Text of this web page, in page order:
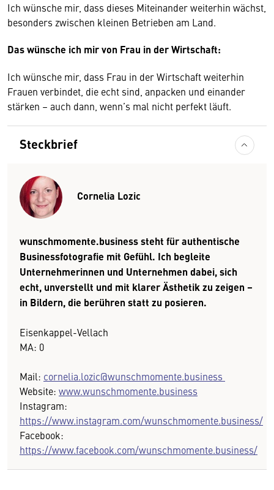
Ich wünsche mir, dass dieses Miteinander weiterhin wächst,
besonders zwischen kleinen Betrieben am Land.
Das wünsche ich mir von Frau in der Wirtschaft:
Ich wünsche mir, dass Frau in der Wirtschaft weiterhin
Frauen verbindet, die echt sind, anpacken und einander
stärken – auch dann, wenn’s mal nicht perfekt läuft.
Steckbrief
Cornelia Lozic
wunschmomente.business steht für authentische
Businessfotografie mit Gefühl. Ich begleite
Unternehmerinnen und Unternehmen dabei, sich
echt, unverstellt und mit klarer Ästhetik zu zeigen –
in Bildern, die berühren statt zu posieren.
Eisenkappel-Vellach
MA: 0
Mail: cornelia.lozic@wunschmomente.business
Website: www.wunschmomente.business
Instagram:
https://www.instagram.com/wunschmomente.business/
Facebook:
https://www.facebook.com/wunschmomente.business/